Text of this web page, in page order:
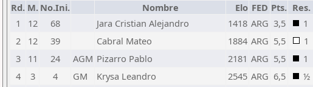
Rd. M. No.Ini. Nombre Elo FED Pts. Res.
1
12 68 Jara Cristian Alejandro 1418 ARG 3,5 1
2
12 39 Cabral Mateo 1884 ARG 5,5 1
3
11 24 AGM Pizarro Pablo 2181 ARG 5,5 1
4
3 4 GM Krysa Leandro 2545 ARG 6,5 ½